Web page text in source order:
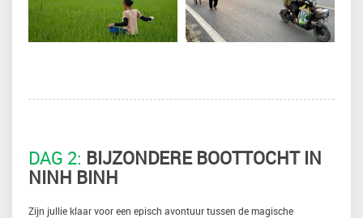
DAG 2: BIJZONDERE BOOTTOCHT IN
NINH BINH
Zijn jullie klaar voor een episch avontuur tussen de magische